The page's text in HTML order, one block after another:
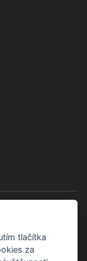
tlačítka
za